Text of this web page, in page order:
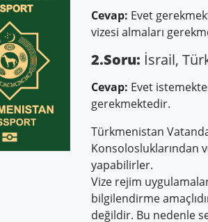
Cevap: Evet
vizesi almaları
2.Soru: İsrail,
Cevap: Evet
gerekmektedir.
Türkmenistan
Konsolosluklarından
yapabilirler.
Vize rejim
bilgilendirme
değildir. Bu nedenle